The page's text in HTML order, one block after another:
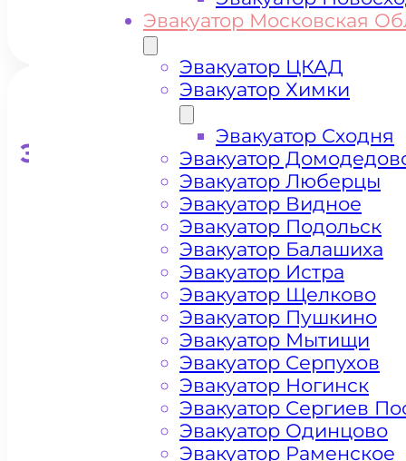
Эвакуатор для
Эвакуатор Московская
Эвакуатор ЦКАД
Эвакуатор Химки
Эвакуатор Сходня
Эвакуатор
Эвакуатор Люберцы
Эвакуатор Видное
Эвакуатор Подольск
Эвакуатор Балашиха
Эвакуатор Истра
Эвакуатор Щелково
Эвакуатор Пушкино
Эвакуатор Мытищи
Эвакуатор Серпухов
Эвакуатор Ногинск
Эвакуатор Сергиев
Эвакуатор Одинцово
Эвакуатор Раменское